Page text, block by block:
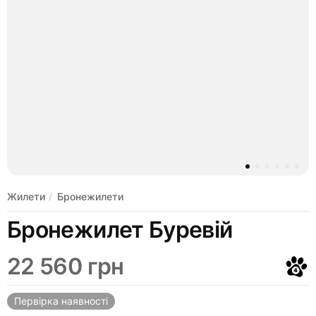
Жилети Бронежилети
Бронежилет Буревій
22 560 грн
Первірка наявності